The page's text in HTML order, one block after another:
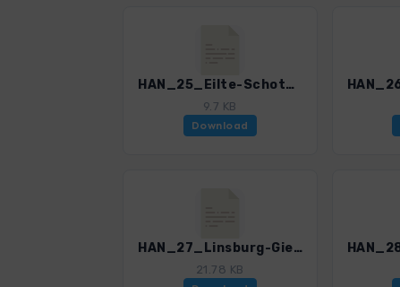
HAN_25_Eilte-Schotenheide_4595_1.gpx
9.7 KB
Download
HAN_27_Linsburg-Giebichenstein_4595_1.gpx
21.78 KB